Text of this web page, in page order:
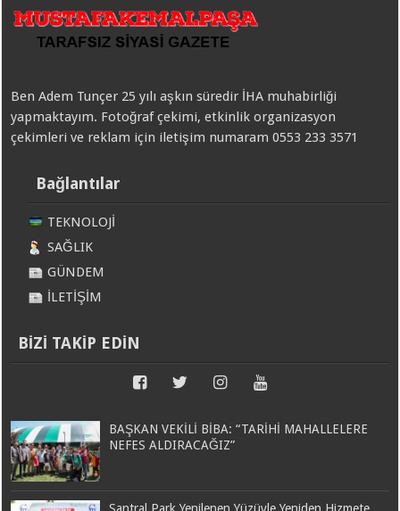
Ben Adem Tunçer 25 yılı aşkın süredir İHA muhabirliği
yapmaktayım. Fotoğraf çekimi, etkinlik organizasyon
çekimleri ve reklam için iletişim numaram 0553 233 3571
Bağlantılar
TEKNOLOJİ
SAĞLIK
GÜNDEM
İLETİŞİM
BİZİ TAKİP EDİN
BAŞKAN VEKİLİ BİBA: “TARİHİ MAHALLELERE
NEFES ALDIRACAĞIZ”